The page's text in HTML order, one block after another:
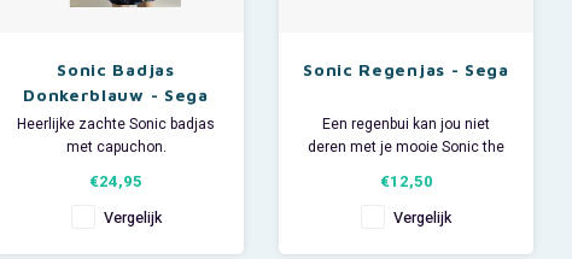
Sonic Badjas
Donkerblauw - Sega
Heerlijke zachte Sonic badjas
met capuchon.
fleece ochtendjas heeft 2
zakken en een all over print
€24,95
Vergelijk
Sonic Regenjas - Sega
Een regenbui kan jou niet
deren met je mooie Sonic the
De Sega regenjas heeft op op
de voor- en achterkant een
€12,50
Vergelijk